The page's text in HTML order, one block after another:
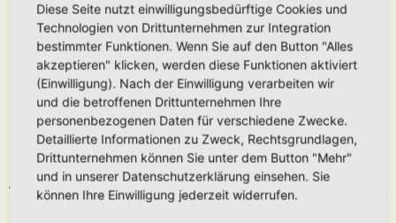
Regeln kann der Betreiber dich nach Abmahnung zeitweise oder
dauerhaft von der Nutzung dieses Boards ausschließen und dir ein
Hausverbot erteilen.
Du nimmst zur Kenntnis, dass der Betreiber keine Verantwortung für die
Inhalte von Beiträgen übernimmt, die er nicht selbst erstellt hat oder die
er nicht zur Kenntnis genommen hat. Du gestattest dem Betreiber, dein
Benutzerkonto, Beiträge und Funktionen jederzeit zu löschen oder zu
sperren.
Du gestattest dem Betreiber darüber hinaus, deine Beiträge
abzuändern, sofern sie gegen o. g. Regeln verstoßen oder geeignet
sind, dem Betreiber oder einem Dritten Schaden zuzufügen.
4. GENERAL PUBLIC LICENSE
Diese Seite nutzt einwilligungsbedürftige Cookies und
Technologien von Drittunternehmen zur Integration
bestimmter Funktionen. Wenn Sie auf den Button "Alles
akzeptieren" klicken, werden diese Funktionen aktiviert
(Einwilligung). Nach der Einwilligung verarbeiten wir
und die betroffenen Drittunternehmen Ihre
personenbezogenen Daten für verschiedene Zwecke.
Detaillierte Informationen zu Zweck, Rechtsgrundlagen,
Drittunternehmen können Sie unter dem Button "Mehr"
und in unserer Datenschutzerklärung einsehen. Sie
können Ihre Einwilligung jederzeit widerrufen.